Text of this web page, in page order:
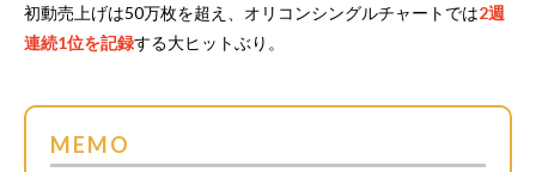
初動売上げは50万枚を超え、オリコンシングルチャートでは2週
連続1位を記録する大ヒットぶり。
MEMO